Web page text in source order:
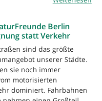
Berlin
statt Verkehr
sind das größte
unserer Städte.
sie noch immer
motorisierten
dominiert. Fahrbahnen